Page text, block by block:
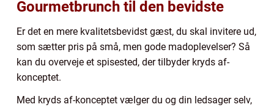
Gourmetbrunch til den bevidste
Er det en mere kvalitetsbevidst gæst, du skal invitere ud,
som sætter pris på små, men gode madoplevelser? Så
kan du overveje et spisested, der tilbyder kryds af-
konceptet.
Med kryds af-konceptet vælger du og din ledsager selv,